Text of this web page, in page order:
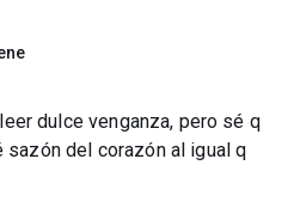
dulce venganza, pero sé q
sazón del corazón al igual q